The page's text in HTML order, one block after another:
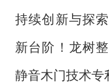
持续创新与探
新台阶！龙树
静音木门技术专